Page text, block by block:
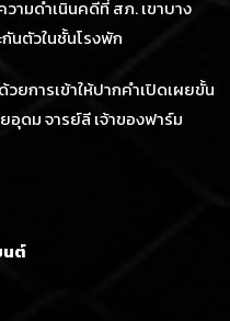
ามดำเนินคดีที่ สภ. เขาบาง
นตัวในชั้นโรงพัก
ยการเข้าให้ปากคำเปิดเผยขั้น
ดม จารย์ลี เจ้าของฟาร์ม
นต์